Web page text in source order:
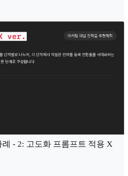
- 2: 고도화 프롬프트 적용 X